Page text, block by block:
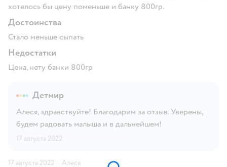
хотелось бы цену поменьше и банку 800гр.
Достоинства
Стало меньше сыпать
Недостатки
Цена, нету банки 800гр
Детмир
Алеся, здравствуйте! Благодарим за отзыв. Уверены,
будем радовать малыша и в дальнейшем!
17 августа 2022
17 августа 2022 · Алеся